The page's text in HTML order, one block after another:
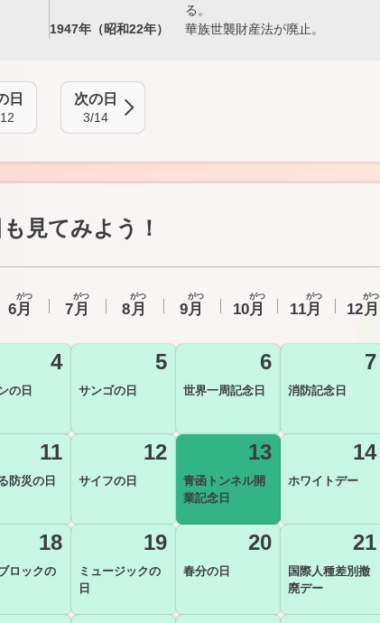
る。
1947年（昭和22年）
華族世襲財産法が廃止。
日 次の日
3/14
見てみよう！
6月
がつ
7月
がつ
8月
がつ
9月
がつ
10月
がつ
11月
がつ
12月
がつ
4
の日
5
サンゴの日
6
世界一周記念日
7
消防記念日
11
防災の日
12
サイフの日
13
青函トンネル開
業記念日
14
ホワイトデー
18
ロックの
19
ミュージックの
日
20
春分の日
21
国際人種差別撤
廃デー